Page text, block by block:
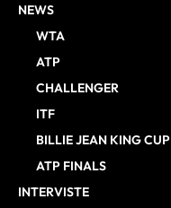
NEWS
WTA
ATP
CHALLENGER
ITF
BILLIE JEAN KING CUP
ATP FINALS
INTERVISTE